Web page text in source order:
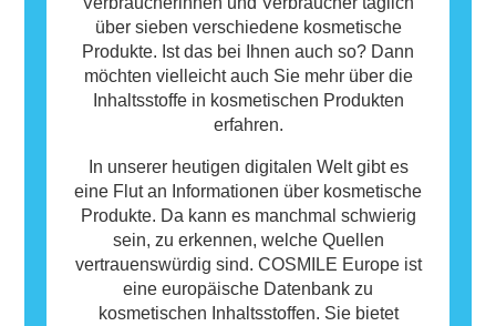
über sieben verschiedene kosmetische
Produkte. Ist das bei Ihnen auch so? Dann
möchten vielleicht auch Sie mehr über die
Inhaltsstoffe in kosmetischen Produkten
erfahren.
In unserer heutigen digitalen Welt gibt es
eine Flut an Informationen über kosmetische
Produkte. Da kann es manchmal schwierig
sein, zu erkennen, welche Quellen
vertrauenswürdig sind. COSMILE Europe ist
eine europäische Datenbank zu
kosmetischen Inhaltsstoffen. Sie bietet